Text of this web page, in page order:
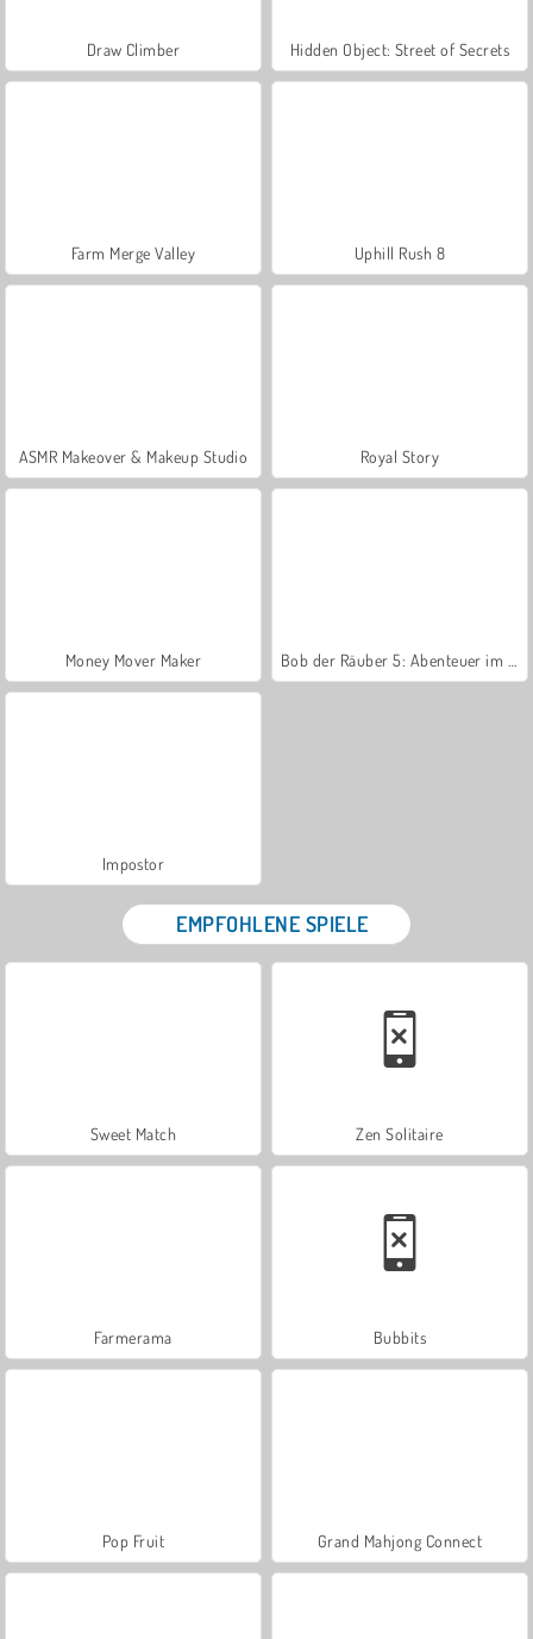
Draw Climber Hidden Object: Street of Secrets
Farm Merge Valley Uphill Rush 8
ASMR Makeover & Makeup Studio Royal Story
Money Mover Maker
Impostor
EMPFOHLENE SPIELE
Sweet Match Zen Solitaire
Farmerama Bubbits
Pop Fruit Grand Mahjong Connect